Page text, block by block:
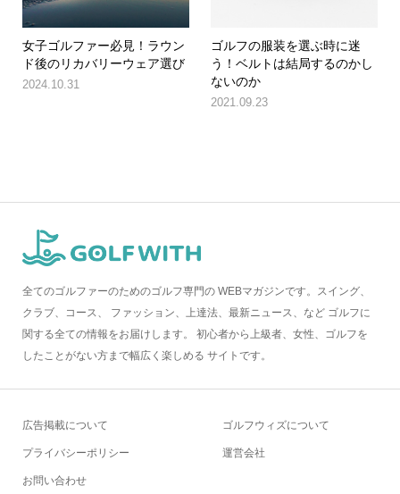
女子ゴルファー必見！ラウン
ド後のリカバリーウェア選び
2024.10.31
ゴルフの服装を選ぶ時に迷
う！ベルトは結局するのかし
ないのか
2021.09.23
全てのゴルファーのためのゴルフ専門の WEBマガジンです。スイング、
クラブ、コース、 ファッション、上達法、最新ニュース、など ゴルフに
関する全ての情報をお届けします。 初心者から上級者、女性、ゴルフを
したことがない方まで幅広く楽しめる サイトです。
広告掲載について
プライバシーポリシー
お問い合わせ
ゴルフウィズについて
運営会社